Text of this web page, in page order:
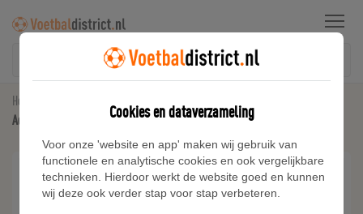
Menu
Home
Adidas Inter Miami CF 25/26 Messi Thuisshirt Kids
Cookies en dataverzameling
Voor onze 'website en app' maken wij gebruik van
functionele en analytische cookies en ook vergelijkbare
technieken. Hierdoor werkt de website goed en kunnen
wij deze ook verder stap voor stap verbeteren.